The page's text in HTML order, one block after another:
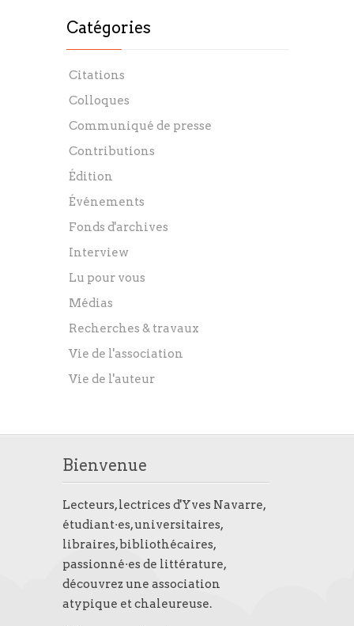
Catégories
Citations
Colloques
Communiqué de presse
Contributions
Édition
Événements
Fonds d'archives
Interview
Lu pour vous
Médias
Recherches & travaux
Vie de l'association
Vie de l'auteur
Bienvenue
Lecteurs, lectrices d'Yves Navarre,
étudiant·es, universitaires,
libraires, bibliothécaires,
passionné·es de littérature,
découvrez une association
atypique et chaleureuse.